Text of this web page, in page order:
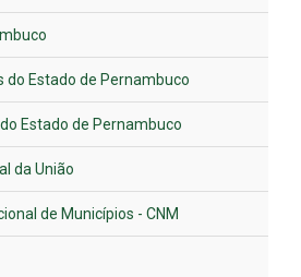
do Estado de Pernambuco
Estado de Pernambuco
da União
de Municípios - CNM